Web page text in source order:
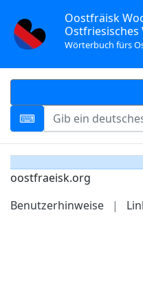
Oostfräisk
Wörterbuch fürs
oostfraeisk.org
Benutzerhinweise
|